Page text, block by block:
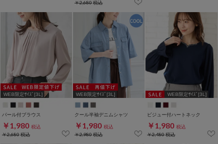
￥2,680税込
WEB限定ｻｲｽﾞ[3L]
パール付ブラウス
￥1,980 税込
￥2,680税込
WEB限定ｻｲｽﾞ[3L]
クール半袖デニムシャツ
￥1,980 税込
￥2,980税込
WEB限定ｻｲｽﾞ[3L]
ビジュー付ハートネック
￥1,980 税込
￥2,480税込